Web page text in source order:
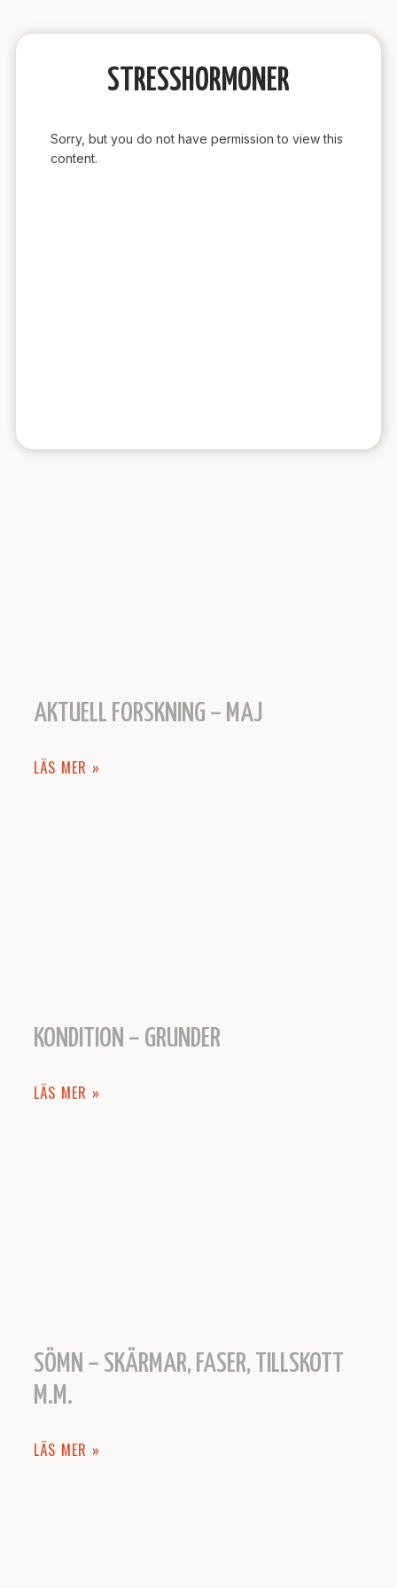
STRESSHORMONER
Sorry, but you do not have permission to view this
content.
AKTUELL FORSKNING – MAJ
LÄS MER »
KONDITION – GRUNDER
LÄS MER »
SÖMN – SKÄRMAR, FASER, TILLSKOTT
M.M.
LÄS MER »